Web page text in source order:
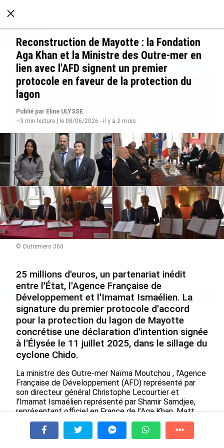
À LA UNE POLITIQUE ECONOMIE SOCIÉTÉ
SÉRIE. Histoire des chefs-lieux d’Outre-mer :
Nouméa, une capitale construite par le bagne,
le nickel et le Pacifique
Rapport 2025 de l’Ifremer :
un engagement décisif dans
les Outre-mer
De Messi à Trump :
l’expérience internationale
du Martiniquais Benoît Etinof
Luce en Martinique
le 07/08/2026
Avec VEENI, le Guadeloupéen Yanis
Foy entend participer au
développement tourist...
À la une Tv Radio A Propos
Reconstruction de Mayotte : la Fondation
Aga Khan et la Ministre des Outre-mer en
lien avec l'AFD signent un premier
protocole en faveur de la protection du
lagon
Publié par Eline ULYSSE
~3 min lecture | le 08/06/2026 - il y a 2 mois
© Outremers 360
25 millions d'euros, un partenariat inédit
entre l'État, l'Agence Française de
Développement et l'Imamat Ismaélien. La
signature du premier protocole d'accord
pour la protection du lagon de Mayotte
concrétise une déclaration d'intention signée
à l'Élysée le 11 juillet 2025, dans le sillage du
cyclone Chido.
La ministre des Outre-mer Naïma Moutchou , l'Agence
Française de Développement (AFD) représenté par
son directeur général Christophe Lecourtier et
l'Imamat Ismaélien représenté par Shamir Samdjee,
représentant officiel en France de l’Aga Khan, Matt
Reed, directeur de la Fondation Aga Khan, et en
présence du Prince Aly Muhammad Aga Khan, frère de
l'Aga Khan ont officialisé leur coopération pour la